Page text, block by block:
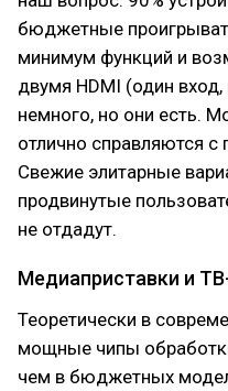
бюджетные
минимум функций и
двумя HDMI (один
немного, но они есть.
отлично справляются
Свежие элитарные
продвинутые
не отдадут.
Медиаприставки и
Теоретически в
мощные чипы
чем в бюджетных